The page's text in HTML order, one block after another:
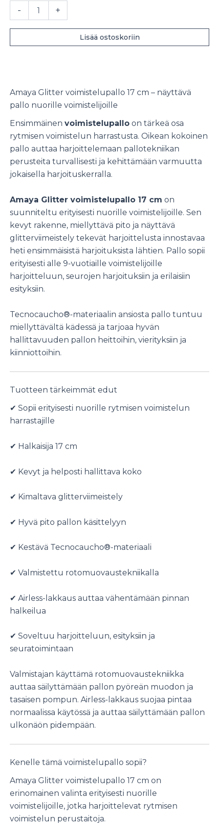
-
cm
+
Lisää ostoskoriin
Amaya Glitter voimistelupallo 17 cm – näyttävä
pallo nuorille voimistelijoille
Ensimmäinen voimistelupallo on tärkeä osa
rytmisen voimistelun harrastusta. Oikean kokoinen
pallo auttaa harjoittelemaan pallotekniikan
perusteita turvallisesti ja kehittämään varmuutta
jokaisella harjoituskerralla.
Amaya Glitter voimistelupallo 17 cm on
suunniteltu erityisesti nuorille voimistelijoille. Sen
kevyt rakenne, miellyttävä pito ja näyttävä
glitterviimeistely tekevät harjoittelusta innostavaa
heti ensimmäisistä harjoituksista lähtien. Pallo sopii
erityisesti alle 9-vuotiaille voimistelijoille
harjoitteluun, seurojen harjoituksiin ja erilaisiin
esityksiin.
Tecnocaucho®-materiaalin ansiosta pallo tuntuu
miellyttävältä kädessä ja tarjoaa hyvän
hallittavuuden pallon heittoihin, vierityksiin ja
kiinniottoihin.
Tuotteen tärkeimmät edut
✔ Sopii erityisesti nuorille rytmisen voimistelun
harrastajille
✔ Halkaisija 17 cm
✔ Kevyt ja helposti hallittava koko
✔ Kimaltava glitterviimeistely
✔ Hyvä pito pallon käsittelyyn
✔ Kestävä Tecnocaucho®-materiaali
✔ Valmistettu rotomuovaustekniikalla
✔ Airless-lakkaus auttaa vähentämään pinnan
halkeilua
✔ Soveltuu harjoitteluun, esityksiin ja
seuratoimintaan
Valmistajan käyttämä rotomuovaustekniikka
auttaa säilyttämään pallon pyöreän muodon ja
tasaisen pompun. Airless-lakkaus suojaa pintaa
normaalissa käytössä ja auttaa säilyttämään pallon
ulkonäön pidempään.
Kenelle tämä voimistelupallo sopii?
Amaya Glitter voimistelupallo 17 cm on
erinomainen valinta erityisesti nuorille
voimistelijoille, jotka harjoittelevat rytmisen
voimistelun perustaitoja.